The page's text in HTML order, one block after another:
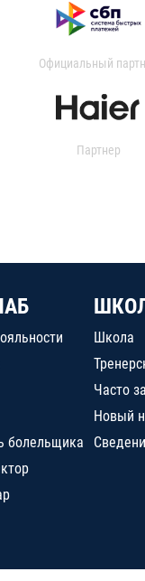
Официальный
Партнер
болельщика
Школа
Часто
Новый